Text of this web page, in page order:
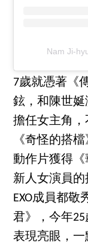
Nam Ji-
7歲就憑著《
鉉，和陳世
擔任女主角，
《奇怪的搭
動作片獲得
新人女演員
EXO成員都
君》，今年25
表現亮眼，